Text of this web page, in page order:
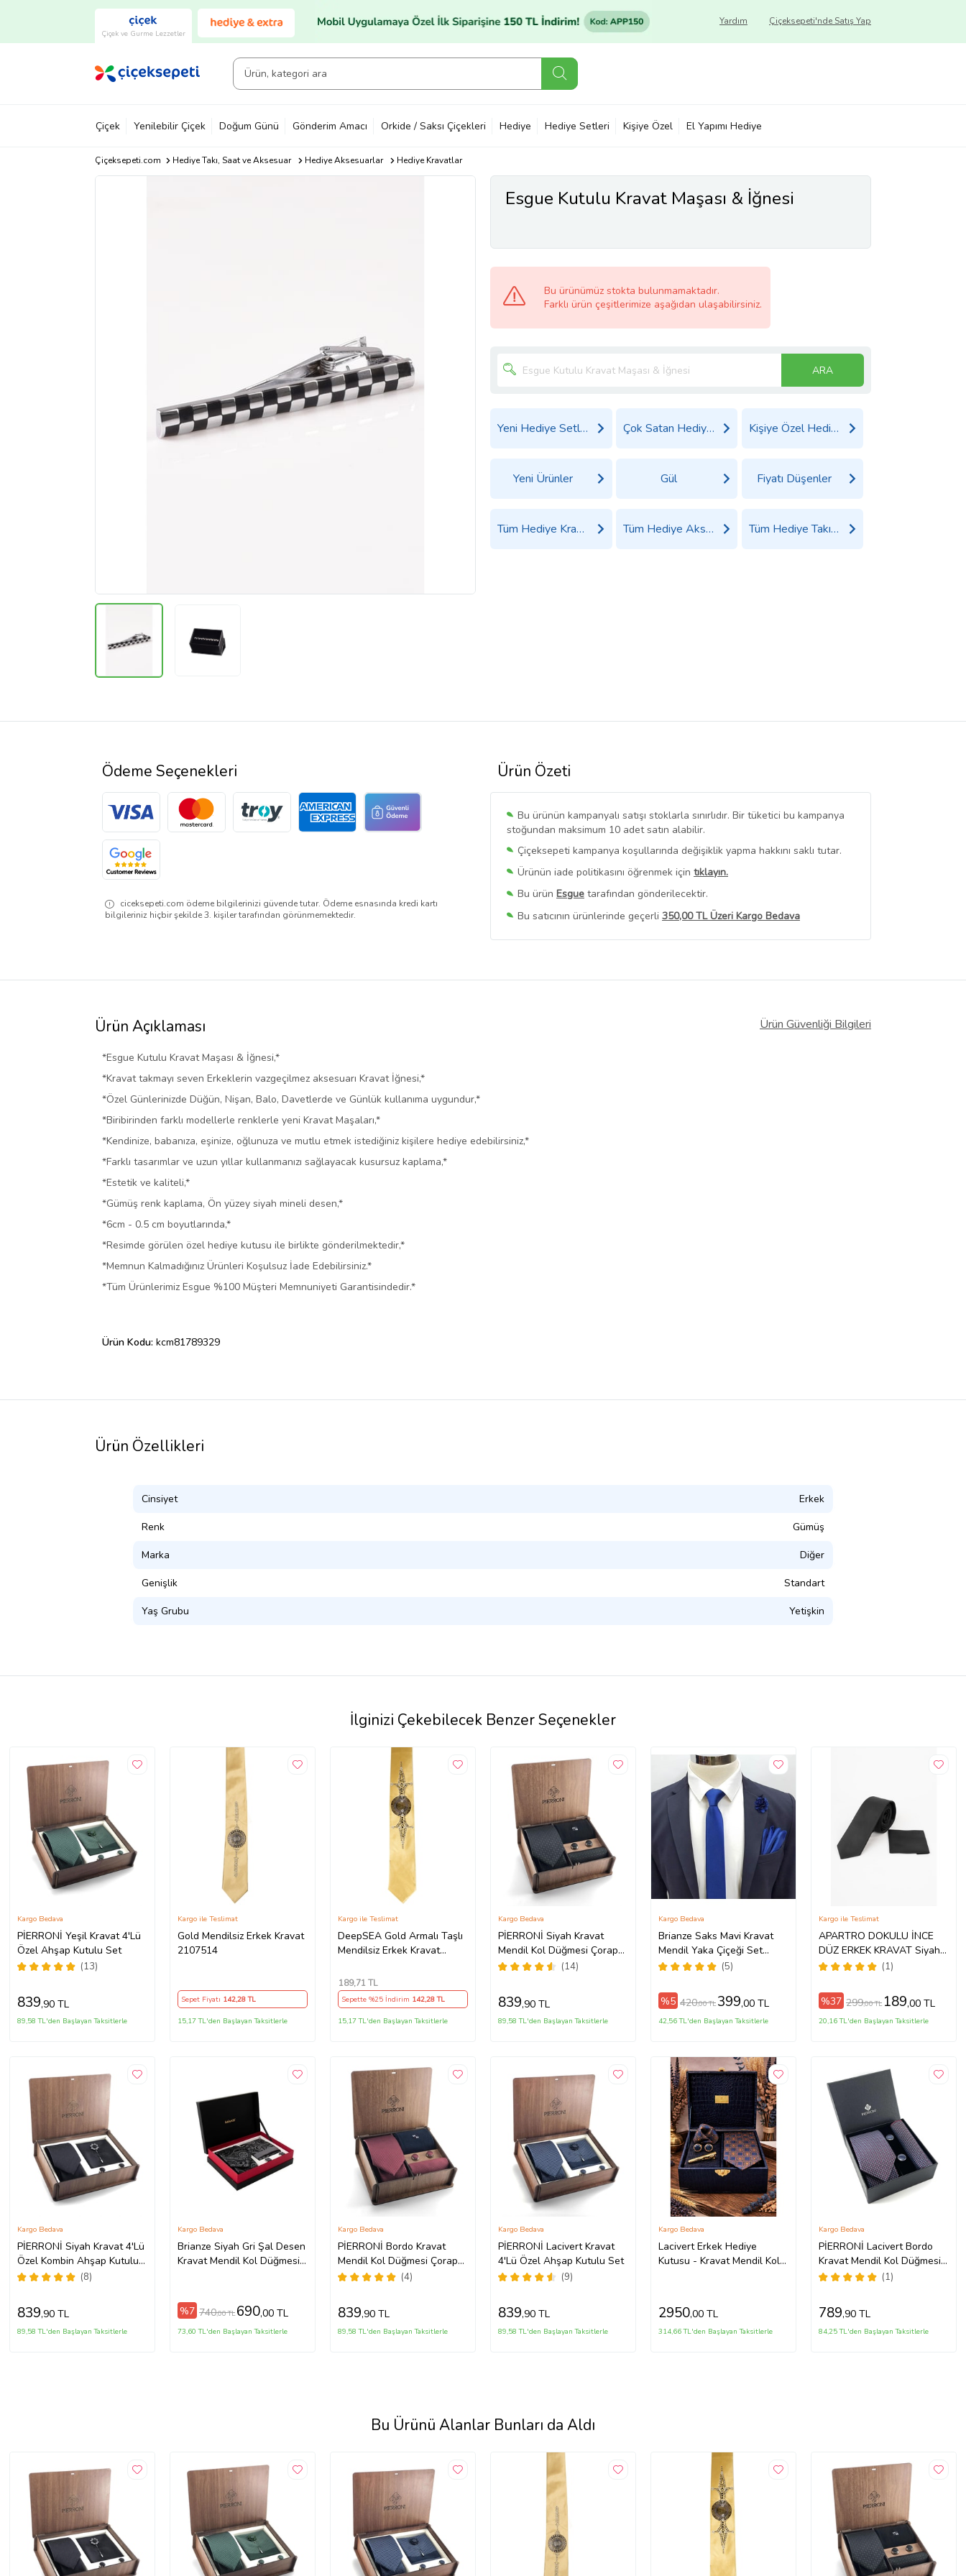
Çiçek ve Gurme Lezzetler
Çiçeksepeti'nde Satış Yap
Yardım
Çiçek Yenilebilir Çiçek Doğum Günü Gönderim Amacı Orkide / Saksı Çiçekleri Hediye Hediye Setleri Kişiye Özel El Yapımı Hediye
Çiçeksepeti.com Hediye Takı, Saat ve Aksesuar Hediye Aksesuarlar Hediye Kravatlar
Esgue Kutulu Kravat Maşası & İğnesi
Bu ürünümüz stokta bulunmamaktadır.
Farklı ürün çeşitlerimize aşağıdan ulaşabilirsiniz.
ARA
Yeni Hediye Setleri Çok Satan Hediyeler Kişiye Özel Hediyeler
Yeni Ürünler Gül Fiyatı Düşenler
Tüm Hediye Kravatlar Ürünleri Tüm Hediye Aksesuarlar Ürünleri Tüm Hediye Takı, Saat ve Aksesuar Ürünleri
Ürün Özeti
Bu ürünün kampanyalı satışı stoklarla sınırlıdır. Bir tüketici bu kampanya
stoğundan maksimum 10 adet satın alabilir.
Çiçeksepeti kampanya koşullarında değişiklik yapma hakkını saklı tutar.
Ürünün iade politikasını öğrenmek için tıklayın.
Bu ürün Esgue tarafından gönderilecektir.
Bu satıcının ürünlerinde geçerli 350,00 TL Üzeri Kargo Bedava
Bu SatıcınınTüm Ürünlerini Görüntüle
Ödeme Seçenekleri
ciceksepeti.com ödeme bilgilerinizi güvende tutar. Ödeme esnasında kredi kartı
bilgileriniz hiçbir şekilde 3. kişiler tarafından görünmemektedir.
Ürün Açıklaması Ürün Güvenliği Bilgileri
*Esgue Kutulu Kravat Maşası & İğnesi,*
*Kravat takmayı seven Erkeklerin vazgeçilmez aksesuarı Kravat İğnesi,*
*Özel Günlerinizde Düğün, Nişan, Balo, Davetlerde ve Günlük kullanıma uygundur,*
*Biribirinden farklı modellerle renklerle yeni Kravat Maşaları,*
*Kendinize, babanıza, eşinize, oğlunuza ve mutlu etmek istediğiniz kişilere hediye edebilirsiniz,*
*Farklı tasarımlar ve uzun yıllar kullanmanızı sağlayacak kusursuz kaplama,*
*Estetik ve kaliteli,*
*Gümüş renk kaplama, Ön yüzey siyah mineli desen,*
*6cm - 0.5 cm boyutlarında,*
*Resimde görülen özel hediye kutusu ile birlikte gönderilmektedir,*
*Memnun Kalmadığınız Ürünleri Koşulsuz İade Edebilirsiniz.*
*Tüm Ürünlerimiz Esgue %100 Müşteri Memnuniyeti Garantisindedir.*
Ürün Kodu: kcm81789329
Ürün Özellikleri
Cinsiyet Erkek
Renk Gümüş
Marka Diğer
Genişlik Standart
Yaş Grubu Yetişkin
İlginizi Çekebilecek Benzer Seçenekler
PİERRONİ Yeşil Kravat 4'Lü
Özel Ahşap Kutulu Set
(13)
Kargo Bedava
839,90 TL
89,58 TL'den Başlayan Taksitlerle
Gold Mendilsiz Erkek Kravat
2107514
Kargo ile Teslimat
Sepet Fiyatı 142,28 TL
15,17 TL'den Başlayan Taksitlerle
DeepSEA Gold Armalı Taşlı
Mendilsiz Erkek Kravat
Kargo ile Teslimat
189,71 TL
Sepette %25 İndirim 142,28 TL
15,17 TL'den Başlayan Taksitlerle
PİERRONİ Siyah Kravat
Mendil Kol Düğmesi Çorap
Özel Set
(14)
Kargo Bedava
839,90 TL
89,58 TL'den Başlayan Taksitlerle
Brianze Saks Mavi Kravat
Mendil Yaka Çiçeği Set
KMD-3
(5)
Kargo Bedava
%5 420,00 TL 399,00 TL
42,56 TL'den Başlayan Taksitlerle
APARTRO DOKULU İNCE
DÜZ ERKEK KRAVAT Siyah-
Standart
(1)
Kargo ile Teslimat
%37 299,00 TL 189,00 TL
20,16 TL'den Başlayan Taksitlerle
PİERRONİ Siyah Kravat 4'Lü
Özel Kombin Ahşap Kutulu
Set
(8)
Kargo Bedava
839,90 TL
89,58 TL'den Başlayan Taksitlerle
Brianze Siyah Gri Şal Desen
Kravat Mendil Kol Düğmesi
Kargo Bedava
%7 740,00 TL 690,00 TL
73,60 TL'den Başlayan Taksitlerle
PİERRONİ Bordo Kravat
Mendil Kol Düğmesi Çorap
Özel Set
(4)
Kargo Bedava
839,90 TL
89,58 TL'den Başlayan Taksitlerle
PİERRONİ Lacivert Kravat
4'Lü Özel Ahşap Kutulu Set
(9)
Kargo Bedava
839,90 TL
89,58 TL'den Başlayan Taksitlerle
Lacivert Erkek Hediye
Kutusu - Kravat Mendil Kol
Kargo Bedava
2950,00 TL
314,66 TL'den Başlayan Taksitlerle
PİERRONİ Lacivert Bordo
Kravat Mendil Kol Düğmesi
Özel Set
(1)
Kargo Bedava
789,90 TL
84,25 TL'den Başlayan Taksitlerle
Bu Ürünü Alanlar Bunları da Aldı